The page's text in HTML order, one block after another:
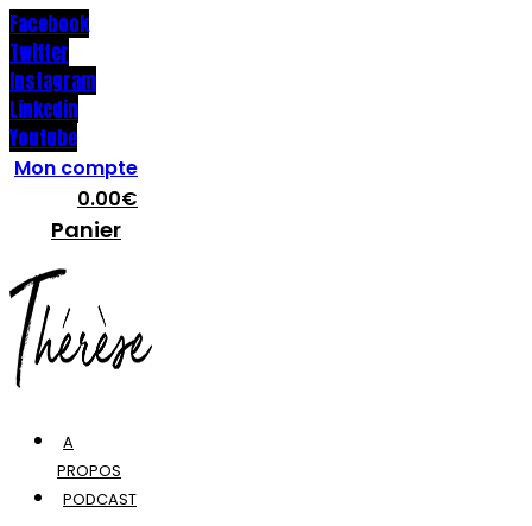
Facebook
Twitter
Instagram
Linkedin
Youtube
Mon compte
0.00€
Panier
A
PROPOS
PODCAST